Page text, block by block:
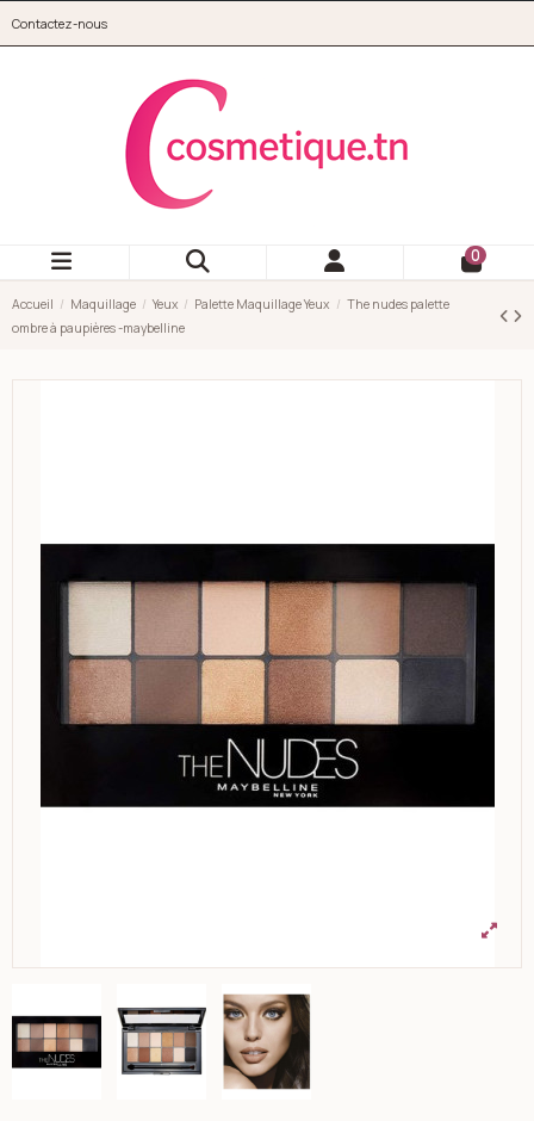
Contactez-nous
0
Accueil Maquillage Yeux Palette Maquillage Yeux
The nudes palette
ombre à paupières -maybelline